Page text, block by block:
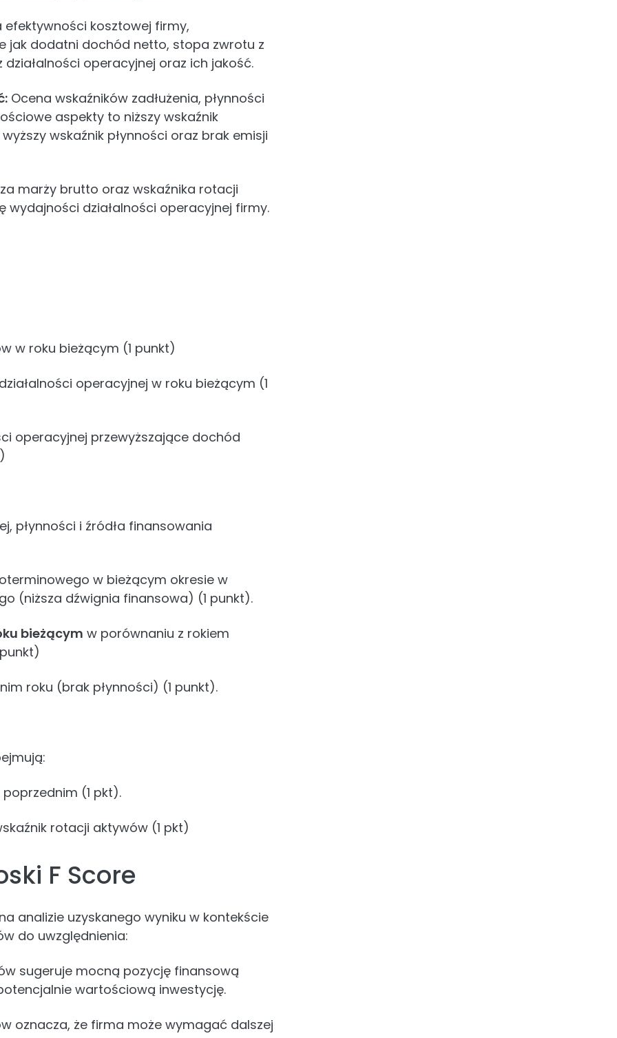
efektywności kosztowej firmy,
jak dodatni dochód netto, stopa zwrotu z
działalności operacyjnej oraz ich jakość.
Ocena wskaźników zadłużenia, płynności
aspekty to niższy wskaźnik
wskaźnik płynności oraz brak emisji
marży brutto oraz wskaźnika rotacji
działalności operacyjnej firmy.
w roku bieżącym (1 punkt)
operacyjnej w roku bieżącym (1
operacyjnej przewyższające dochód
płynności i źródła finansowania
w bieżącym okresie w
(niższa dźwignia finansowa) (1 punkt).
bieżącym w porównaniu z rokiem
roku (brak płynności) (1 punkt).
(1 pkt).
rotacji aktywów (1 pkt)
F Score
analizie uzyskanego wyniku w kontekście
do uwzględnienia:
sugeruje mocną pozycję finansową
wartościową inwestycję.
oznacza, że firma może wymagać dalszej